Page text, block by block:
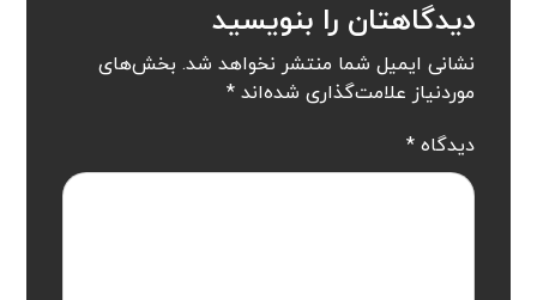
دیدگاهتان را بنویسید
نشانی ایمیل شما منتشر نخواهد شد. بخش‌های
موردنیاز علامت‌گذاری شده‌اند*
دیدگاه*